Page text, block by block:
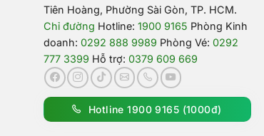
Tiên Hoàng, Phường Sài Gòn, TP. HCM.
Chỉ đường Hotline: 1900 9165 Phòng Kinh
doanh: 0292 888 9989 Phòng Vé: 0292
777 3399 Hỗ trợ: 0379 609 669
Hotline 1900 9165 (1000đ)